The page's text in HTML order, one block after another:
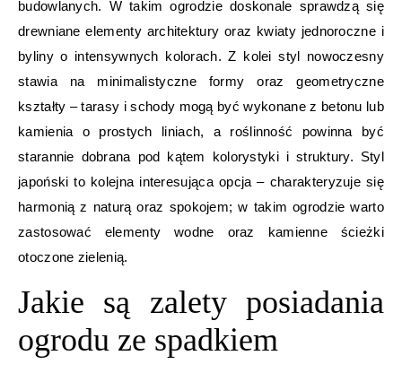
budowlanych. W takim ogrodzie doskonale sprawdzą się
drewniane elementy architektury oraz kwiaty jednoroczne i
byliny o intensywnych kolorach. Z kolei styl nowoczesny
stawia na minimalistyczne formy oraz geometryczne
kształty – tarasy i schody mogą być wykonane z betonu lub
kamienia o prostych liniach, a roślinność powinna być
starannie dobrana pod kątem kolorystyki i struktury. Styl
japoński to kolejna interesująca opcja – charakteryzuje się
harmonią z naturą oraz spokojem; w takim ogrodzie warto
zastosować elementy wodne oraz kamienne ścieżki
otoczone zielenią.
Jakie są zalety posiadania
ogrodu ze spadkiem